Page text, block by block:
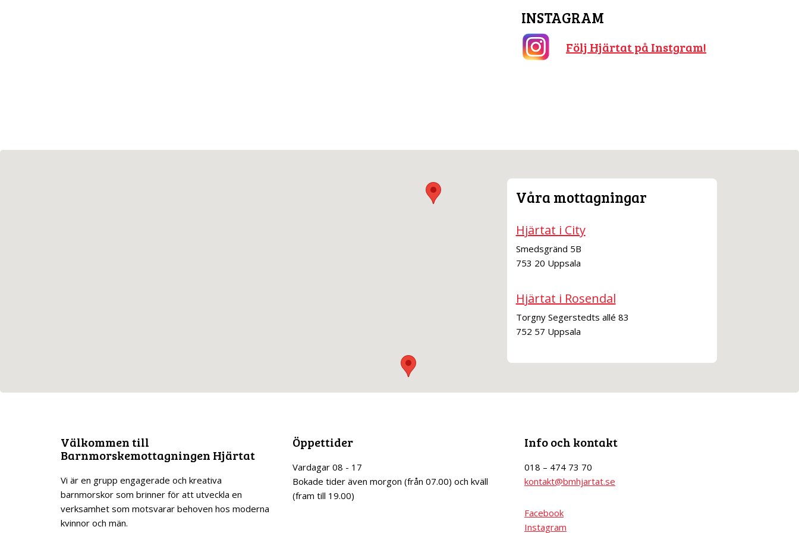
INSTAGRAM
Följ Hjärtat på Instgram!
Våra mottagningar
Hjärtat i City
Smedsgränd 5B
753 20 Uppsala
Hjärtat i Rosendal
Torgny Segerstedts allé 83
752 57 Uppsala
Välkommen till
Barnmorskemottagningen Hjärtat
Vi är en grupp engagerade och kreativa
barnmorskor som brinner för att utveckla en
verksamhet som motsvarar behoven hos moderna
kvinnor och män.
Öppettider
Vardagar 08 - 17
Bokade tider även morgon (från 07.00) och kväll
(fram till 19.00)
Info och kontakt
018 – 474 73 70
kontakt@bmhjartat.se
Facebook
Instagram